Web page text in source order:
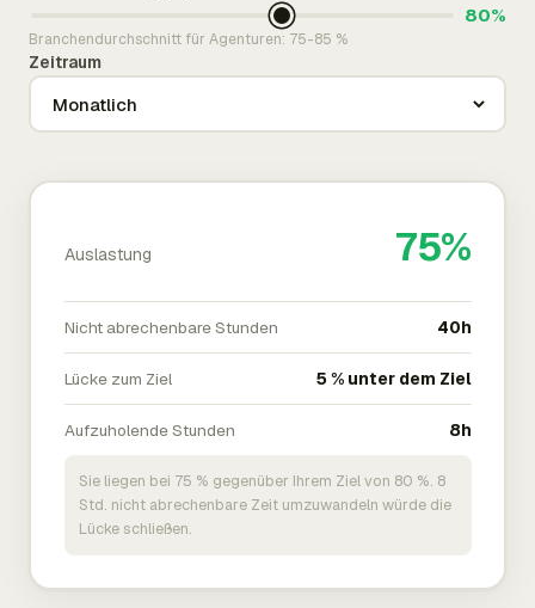
80%
Branchendurchschnitt für Agenturen: 75-85 %
Zeitraum
Auslastung 75%
Nicht abrechenbare Stunden 40h
Lücke zum Ziel 5 % unter dem Ziel
Aufzuholende Stunden 8h
Sie liegen bei 75 % gegenüber Ihrem Ziel von 80 %. 8
Std. nicht abrechenbare Zeit umzuwandeln würde die
Lücke schließen.